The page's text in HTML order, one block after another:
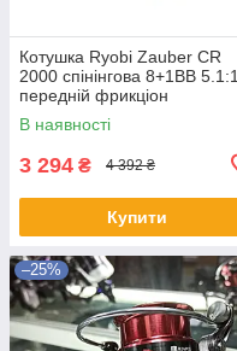
Котушка Ryobi Zauber CR
2000 спінінгова 8+1BB 5.1:1
передній фрикціон
В наявності
3 294 ₴ 4 392 ₴
Купити
–25%